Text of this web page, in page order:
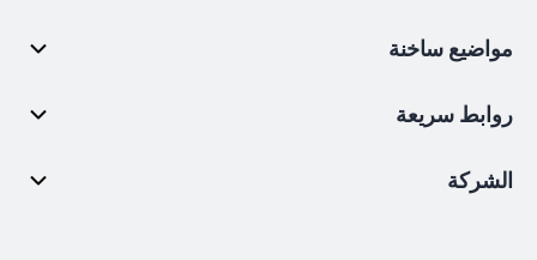
مواضيع ساخنة
روابط سريعة
الشركة